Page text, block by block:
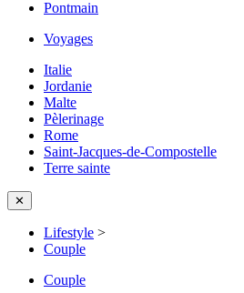
Pontmain
Voyages
Italie
Jordanie
Malte
Pèlerinage
Rome
Saint-Jacques-de-Compostelle
Terre sainte
✕
Lifestyle >
Couple
Couple